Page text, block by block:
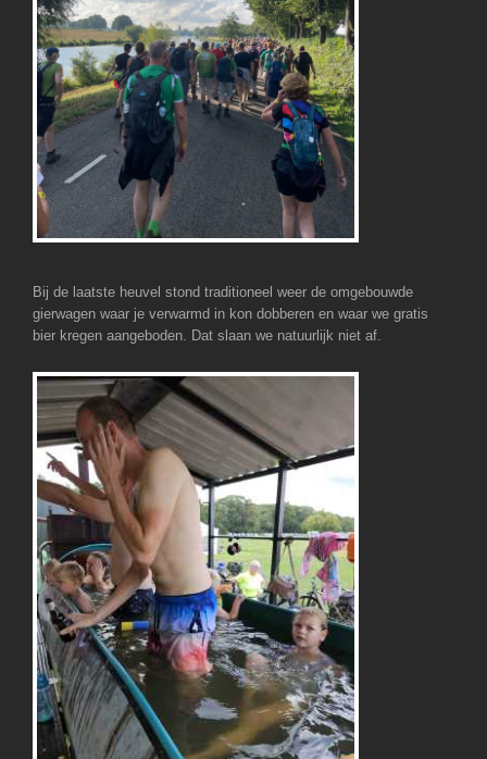
Bij de laatste heuvel stond traditioneel weer de omgebouwde
gierwagen waar je verwarmd in kon dobberen en waar we gratis
bier kregen aangeboden. Dat slaan we natuurlijk niet af.